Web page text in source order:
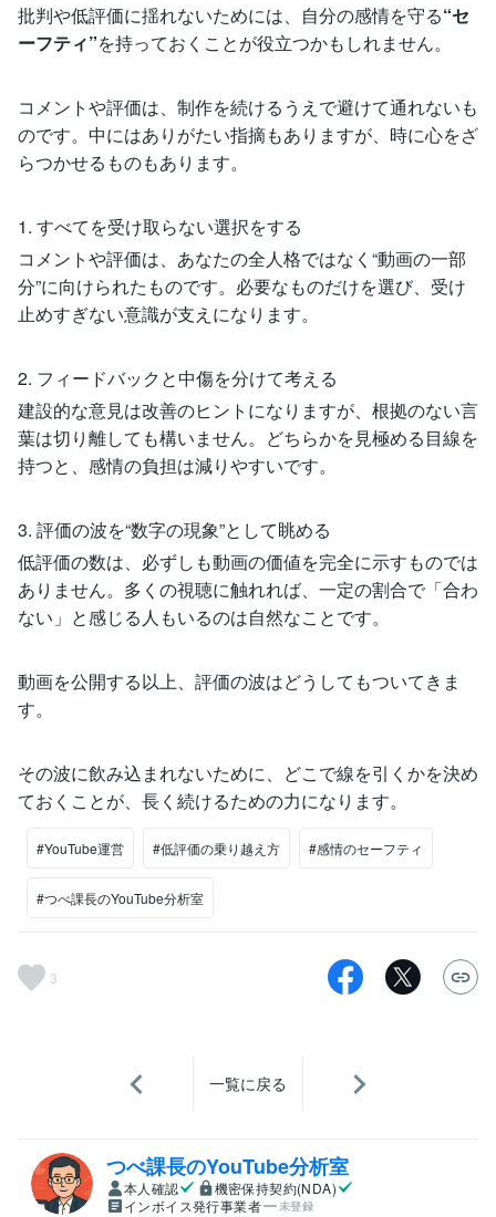
批判や低評価に揺れないためには、自分の感情を守る“セ
ーフティ”を持っておくことが役立つかもしれません。
コメントや評価は、制作を続けるうえで避けて通れないも
のです。中にはありがたい指摘もありますが、時に心をざ
らつかせるものもあります。
1. すべてを受け取らない選択をする
コメントや評価は、あなたの全人格ではなく“動画の一部
分”に向けられたものです。必要なものだけを選び、受け
止めすぎない意識が支えになります。
2. フィードバックと中傷を分けて考える
建設的な意見は改善のヒントになりますが、根拠のない言
葉は切り離しても構いません。どちらかを見極める目線を
持つと、感情の負担は減りやすいです。
3. 評価の波を“数字の現象”として眺める
低評価の数は、必ずしも動画の価値を完全に示すものでは
ありません。多くの視聴に触れれば、一定の割合で「合わ
ない」と感じる人もいるのは自然なことです。
動画を公開する以上、評価の波はどうしてもついてきま
す。
その波に飲み込まれないために、どこで線を引くかを決め
ておくことが、長く続けるための力になります。
#YouTube運営 #低評価の乗り越え方 #感情のセーフティ
#つべ課長のYouTube分析室
3
一覧に戻る
つべ課長のYouTube分析室
本人確認
機密保持契約(NDA)
インボイス発行事業者
未登録